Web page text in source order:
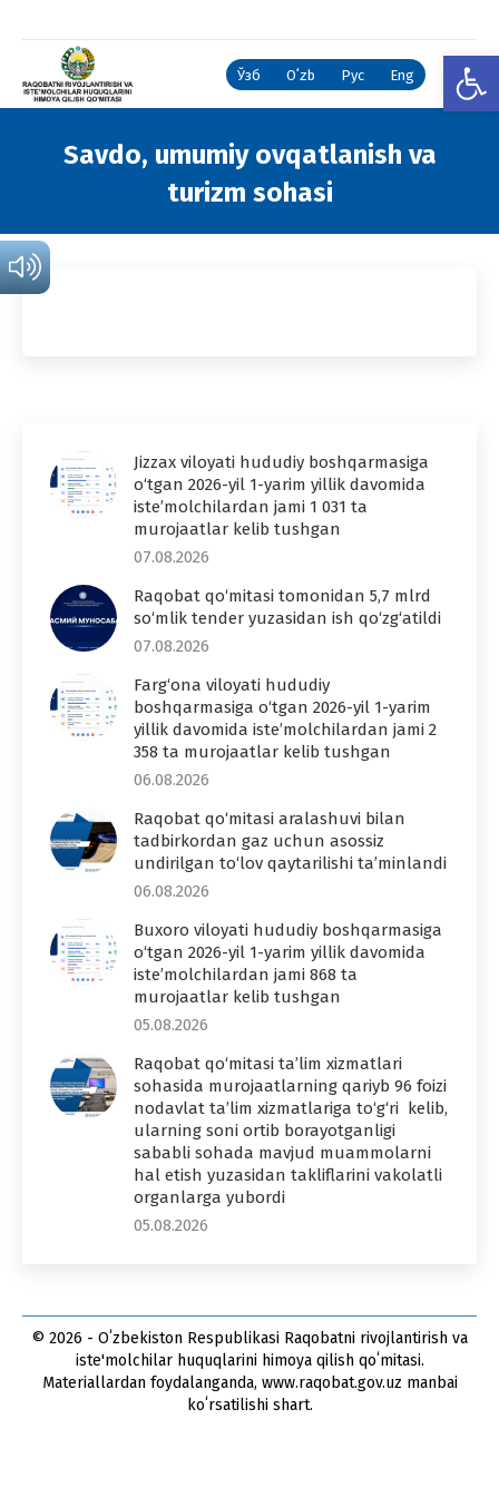
Ўзб Oʻzb Рус Eng
Savdo, umumiy ovqatlanish va
turizm sohasi
Jizzax viloyati hududiy boshqarmasiga
o‘tgan 2026-yil 1-yarim yillik davomida
iste’molchilardan jami 1 031 ta
murojaatlar kelib tushgan
07.08.2026
Raqobat qo‘mitasi tomonidan 5,7 mlrd
so‘mlik tender yuzasidan ish qo‘zg‘atildi
07.08.2026
Farg‘ona viloyati hududiy
boshqarmasiga o‘tgan 2026-yil 1-yarim
yillik davomida iste’molchilardan jami 2
358 ta murojaatlar kelib tushgan
06.08.2026
Raqobat qo‘mitasi aralashuvi bilan
tadbirkordan gaz uchun asossiz
undirilgan to‘lov qaytarilishi ta’minlandi
06.08.2026
Buxoro viloyati hududiy boshqarmasiga
o‘tgan 2026-yil 1-yarim yillik davomida
iste’molchilardan jami 868 ta
murojaatlar kelib tushgan
05.08.2026
Raqobat qo‘mitasi ta’lim xizmatlari
sohasida murojaatlarning qariyb 96 foizi
nodavlat ta’lim xizmatlariga to‘g‘ri kelib,
ularning soni ortib borayotganligi
sababli sohada mavjud muammolarni
hal etish yuzasidan takliflarini vakolatli
organlarga yubordi
05.08.2026
© 2026 - Oʻzbekiston Respublikasi Raqobatni rivojlantirish va
iste'molchilar huquqlarini himoya qilish qoʻmitasi.
Materiallardan foydalanganda, www.raqobat.gov.uz manbai
koʻrsatilishi shart.